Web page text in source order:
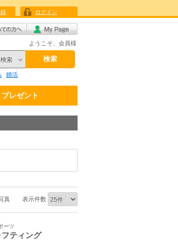
ログイン
ようこそ、会員様
索 検索
婚活
プレゼント
真 表示件数
ーツ
ティング